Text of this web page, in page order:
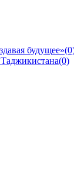
будущее»
(0)